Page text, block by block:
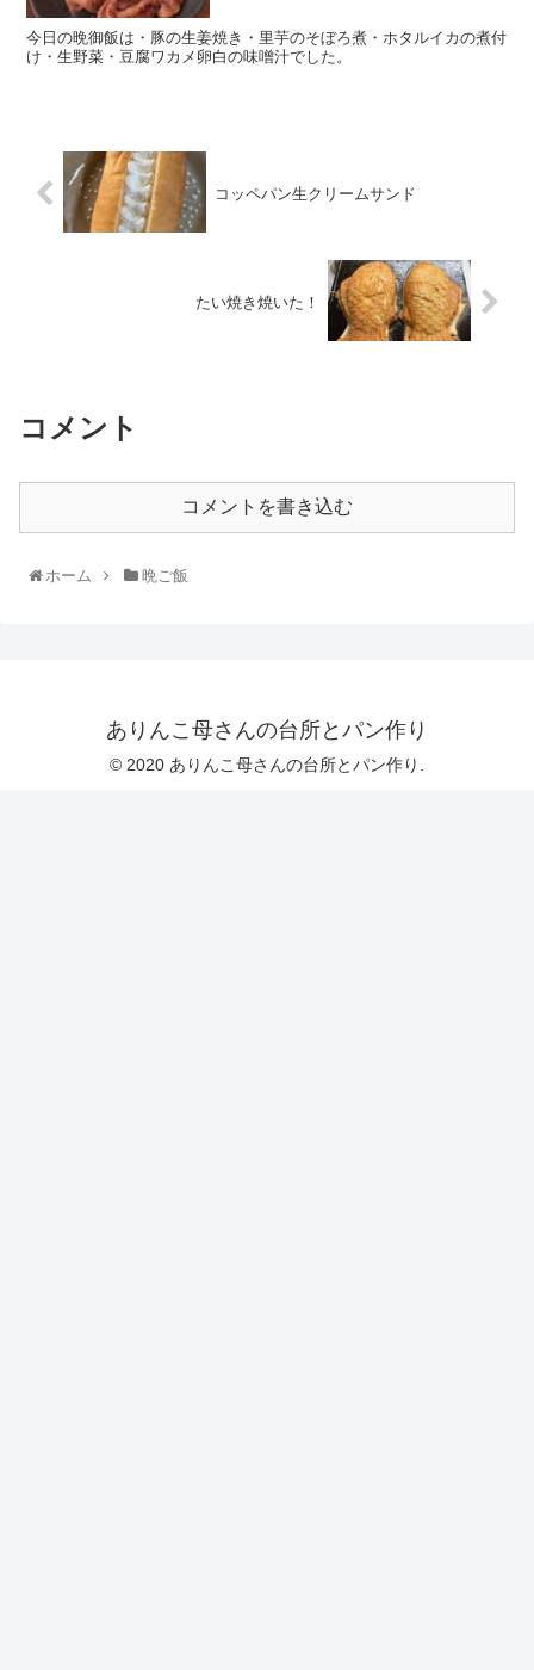
今日の晩御飯は・豚の生姜焼き・里芋のそぼろ煮・ホタルイカの煮付
け・生野菜・豆腐ワカメ卵白の味噌汁でした。
コッペパン生クリームサンド
たい焼き焼いた！
コメント
コメントを書き込む
ホーム 晩ご飯
ありんこ母さんの台所とパン作り
© 2020 ありんこ母さんの台所とパン作り.